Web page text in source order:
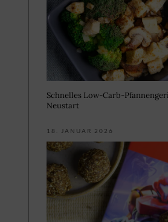
Schnelles Low-Carb-
Neustart
18. JANUAR 2026